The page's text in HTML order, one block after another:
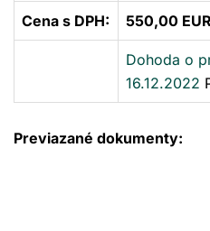
Cena s DPH: 550,00 EUR
Dohoda o
16.12.2022
Previazané dokumenty: